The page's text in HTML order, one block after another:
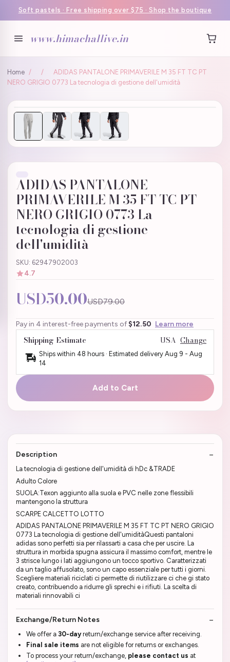
Soft pastels · Free shipping over $75 · Shop the boutique
www.himachallive.in
Home / /
ADIDAS PANTALONE PRIMAVERILE M 35 FT TC PT
NERO GRIGIO 0773 La tecnologia di gestione dell'umidità
ADIDAS PANTALONE
PRIMAVERILE M 35 FT TC PT
NERO GRIGIO 0773 La
tecnologia di gestione
dell'umidità
SKU: 62947902003
4.7
USD50.00USD79.00
Pay in 4 interest-free payments of $12.50 Learn more
Shipping Estimate USA Change
Ships within 48 hours · Estimated delivery Aug 9 - Aug
14
Add to Cart
Description
La tecnologia di gestione dell'umidità di hDc &TRADE
Adulto Colore
SUOLA:Texon aggiunto alla suola e PVC nelle zone flessibili
mantengono la struttura
SCARPE CALCETTO LOTTO
ADIDAS PANTALONE PRIMAVERILE M 35 FT TC PT NERO GRIGIO
0773 La tecnologia di gestione dell'umiditàQuesti pantaloni
adidas sono perfetti sia per rilassarti a casa che per uscire. La
struttura in morbida spugna assicura il massimo comfort, mentre le
3 strisce lungo i lati aggiungono un tocco sportivo. Caratterizzati
da un taglio affusolato, sono un capo essenziale per tutti i giorni.
Scegliere materiali riciclati ci permette di riutilizzare ci che gi stato
creato, contribuendo a ridurre gli sprechi e i rifiuti. La scelta di
materiali rinnovabili ci
Exchange/Return Notes
We offer a 30-dayreturn/exchange service after receiving.
Final sale items are not eligible for returns or exchanges.
To process your return/exchange, please contact us at